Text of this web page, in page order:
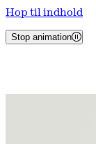
Hop til indhold
Stop animation